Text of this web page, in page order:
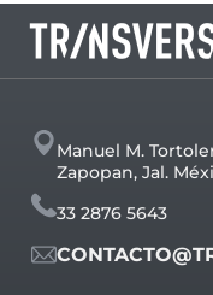
Manuel M.
Zapopan, Jal.
33 2876 5643